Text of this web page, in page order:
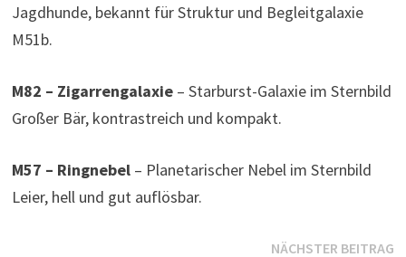
Jagdhunde, bekannt für Struktur und Begleitgalaxie
M51b.
M82 – Zigarrengalaxie – Starburst-Galaxie im Sternbild
Großer Bär, kontrastreich und kompakt.
M57 – Ringnebel – Planetarischer Nebel im Sternbild
Leier, hell und gut auflösbar.
NÄCHSTER BEITRAG